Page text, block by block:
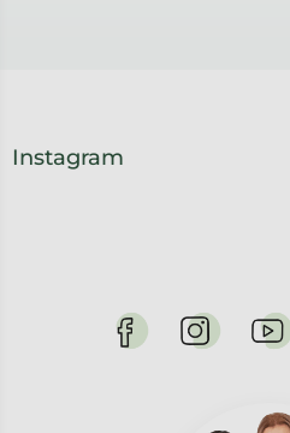
Instagram